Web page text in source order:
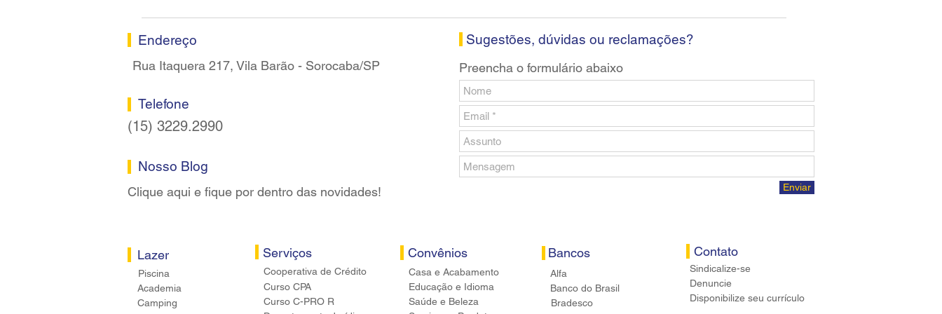
Endereço
Rua Itaquera 217, Vila Barão - Sorocaba/SP
Telefone
(15) 3229.2990
Nosso Blog
Clique aqui e fique por dentro das novidades!
Lazer
Piscina
Academia
Camping
Serviços
Cooperativa de Crédito
Curso CPA
Curso C-PRO R
Sugestões, dúvidas ou reclamações?
Preencha o formulário abaixo
Enviar
Convênios
Casa e Acabamento
Educação e Idioma
Saúde e Beleza
Bancos
Alfa
Banco do Brasil
Bradesco
Contato
Sindicalize-se
Denuncie
Disponibilize seu currículo